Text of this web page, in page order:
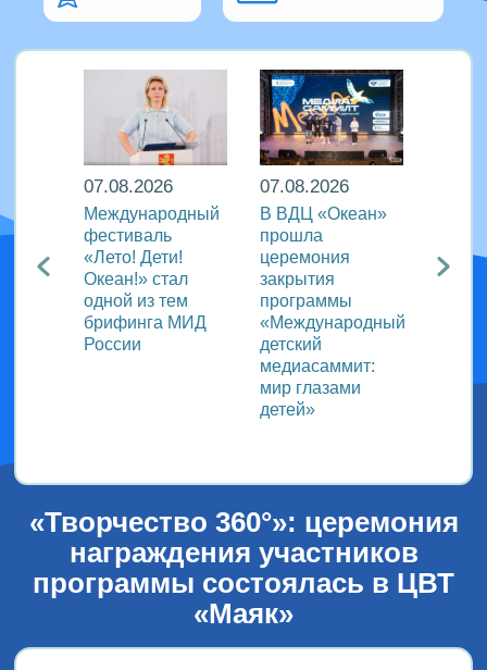
07.08.2026
Международный
фестиваль
«Лето! Дети!
Океан!» стал
одной из тем
брифинга МИД
России
07.08.2026
В ВДЦ «Океан»
прошла
церемония
закрытия
программы
«Международный
детский
медиасаммит:
мир глазами
детей»
VIII
«Творчество 360°»: церемония
награждения участников
программы состоялась в ЦВТ
«Маяк»